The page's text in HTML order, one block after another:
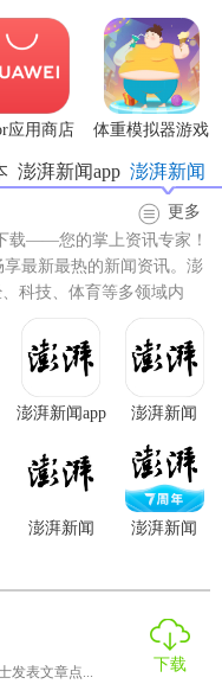
app2.7.3
应用商店 体重模拟器游戏
澎湃新闻
澎湃新闻app
更多
载——您的掌上资讯专家！
最新最热的新闻资讯。澎
科技、体育等多领域内
澎湃新闻app
澎湃新闻
澎湃新闻
澎湃新闻
发表文章点...
下载